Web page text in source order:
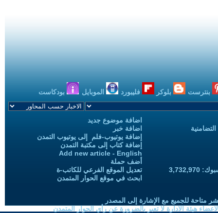
بنترست بلوكر فليبورد الموبايل بودكاست
اضافة موضوع جديد
اضافة خبر
إضافة يوتيوب-فلم إلى يوتيوب التمدن
إضافة كتاب إلى مكتبة التمدن
Add new article - English
أضف حملة
تعديل الموقع الفرعي للكاتب-ة
ابحث في موقع الحوار المتمدن
متاحة للجميع مع الإشارة إلى المصدر
هيئة الادارة لا تعبر بالضرورة عن رأي الحوار المتمدن